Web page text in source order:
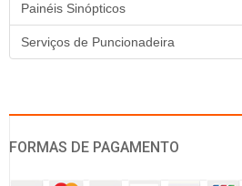
Painéis Sinópticos
Serviços de Puncionadeira
FORMAS DE PAGAMENTO